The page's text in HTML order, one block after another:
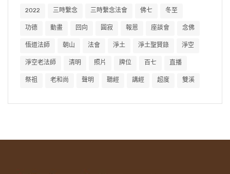
育王塔，就能救你的母親。『至孝通神明，詎不
信夫？』孔子《孝經》也講到這個，「孝悌之
至，通於神明」。至孝通神明，感應佛菩薩、感
應神靈來幫助他，「詎不信夫」就是說能夠不相
信嗎？所以俗話講孝感動天。這又是出家法師孝
檢討會，彼此檢討。彼此大家都能夠反省，檢討
勝，所以佛就跟目犍連講，你那天來齋僧。『為
母設盂蘭盆齋，供佛及僧』，當然要先供佛，再
『目連如教設齋，其母即以是日脫餓鬼
興旺起來，這是大家所期盼的。蓮池大師講，這
也是我一天到晚在盼望，希望能這樣。「尊師之
行」，我們就學習到這裡。下面，蓮池大師還有
一個：
【總論】
2022 三時繫念 三時繫念法會 佛七 冬至
功德 動畫 回向 圓寂 報恩 座談會 念佛
悟道法師 朝山 法會 淨土 淨土聖賢錄 淨空
淨空老法師 清明 照片 牌位 百七 直播
祭祖 老和尚 聲明 聽經 講經 超度 雙溪